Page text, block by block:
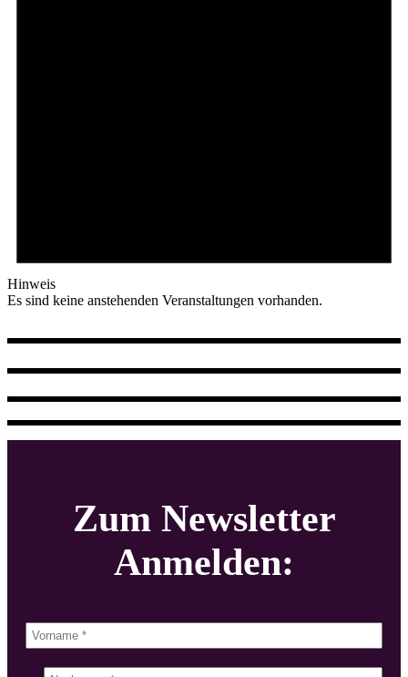
Hinweis
Es sind keine anstehenden Veranstaltungen vorhanden.
Zum Newsletter
Anmelden: